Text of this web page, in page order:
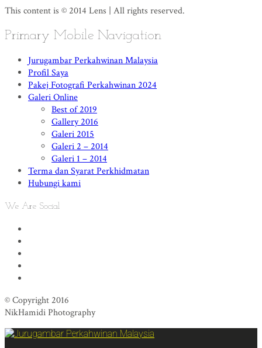
This content is © 2014 Lens | All rights reserved.
Primary Mobile Navigation
Jurugambar Perkahwinan Malaysia
Profil Saya
Pakej Fotografi Perkahwinan 2024
Galeri Online
Best of 2019
Gallery 2016
Galeri 2015
Galeri 2 – 2014
Galeri 1 – 2014
Terma dan Syarat Perkhidmatan
Hubungi kami
We Are Social
© Copyright 2016
NikHamidi Photography